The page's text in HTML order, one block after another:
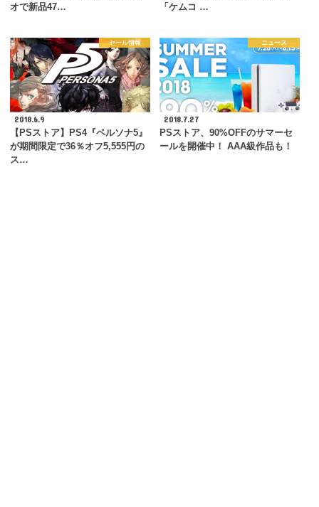
オで新品47…
「ケムコ …
セール情報
2018.6.9
【PSストア】PS4『ペルソナ5』
が期間限定で36％オフ5,555円の
ス…
ニュース
2018.7.27
PSストア、90%OFFのサマーセ
ールを開催中！ AAA級作品も！